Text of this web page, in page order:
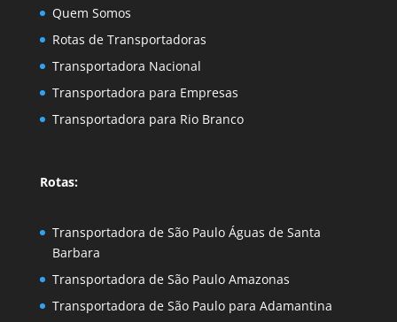
Quem Somos
Rotas de Transportadoras
Transportadora Nacional
Transportadora para Empresas
Transportadora para Rio Branco
Rotas:
Transportadora de São Paulo Águas de Santa
Barbara
Transportadora de São Paulo Amazonas
Transportadora de São Paulo para Adamantina